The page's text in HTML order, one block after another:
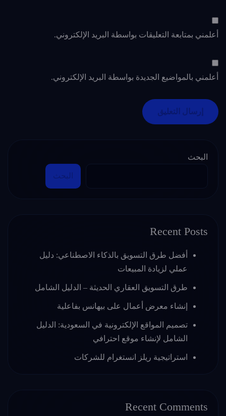
أعلمني بمتابعة التعليقات بواسطة البريد الإلكتروني.
أعلمني بالمواضيع الجديدة بواسطة البريد الإلكتروني.
البحث
البحث
Recent Posts
أفضل طرق التسويق بالذكاء الاصطناعي: دليل
عملي لزيادة المبيعات
طرق التسويق العقاري الحديثة – الدليل الشامل
إنشاء معرض أعمال على بيهانس بفاعلية
تصميم المواقع الإلكترونية في السعودية: الدليل
الشامل لإنشاء موقع احترافي
استراتيجية ريلز انستغرام للشركات
Recent Comments